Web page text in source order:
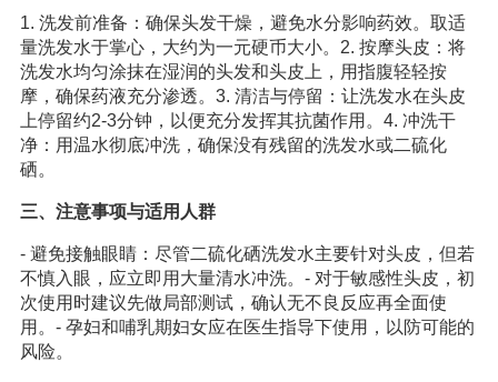
1. 洗发前准备：确保头发干燥，避免水分影响药效。取适
量洗发水于掌心，大约为一元硬币大小。2. 按摩头皮：将
洗发水均匀涂抹在湿润的头发和头皮上，用指腹轻轻按
摩，确保药液充分渗透。3. 清洁与停留：让洗发水在头皮
上停留约2-3分钟，以便充分发挥其抗菌作用。4. 冲洗干
净：用温水彻底冲洗，确保没有残留的洗发水或二硫化
硒。
三、注意事项与适用人群
- 避免接触眼睛：尽管二硫化硒洗发水主要针对头皮，但若
不慎入眼，应立即用大量清水冲洗。- 对于敏感性头皮，初
次使用时建议先做局部测试，确认无不良反应再全面使
用。- 孕妇和哺乳期妇女应在医生指导下使用，以防可能的
风险。